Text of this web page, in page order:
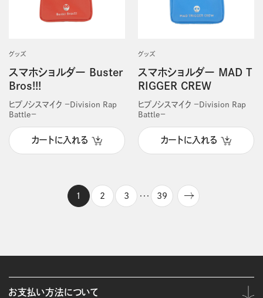
グッズ
スマホショルダー Buster
Bros!!!
ヒプノシスマイク －Division Rap
Battle－
カートに入れる
グッズ
スマホショルダー MAD T
RIGGER CREW
ヒプノシスマイク －Division Rap
Battle－
カートに入れる
1 2 3 ・・・ 39
お支払い方法について